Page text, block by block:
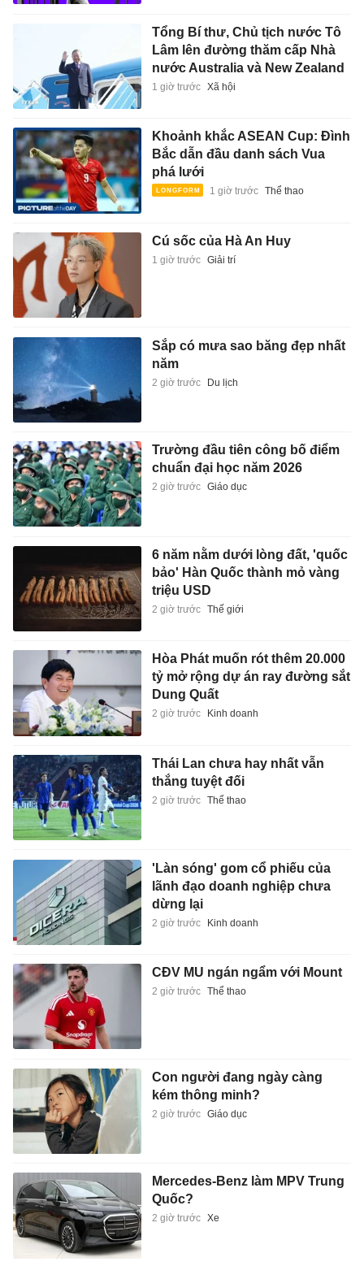
Tổng Bí thư, Chủ tịch nước Tô
Lâm lên đường thăm cấp Nhà
nước Australia và New Zealand
1 giờ trước Xã hội
Khoảnh khắc ASEAN Cup: Đình
Bắc dẫn đầu danh sách Vua
phá lưới
1 giờ trước Thể thao
Cú sốc của Hà An Huy
1 giờ trước Giải trí
Sắp có mưa sao băng đẹp nhất
năm
2 giờ trước Du lịch
Trường đầu tiên công bố điểm
chuẩn đại học năm 2026
2 giờ trước Giáo dục
6 năm nằm dưới lòng đất, 'quốc
bảo' Hàn Quốc thành mỏ vàng
triệu USD
2 giờ trước Thế giới
Hòa Phát muốn rót thêm 20.000
tỷ mở rộng dự án ray đường sắt
Dung Quất
2 giờ trước Kinh doanh
Thái Lan chưa hay nhất vẫn
thắng tuyệt đối
2 giờ trước Thể thao
'Làn sóng' gom cổ phiếu của
lãnh đạo doanh nghiệp chưa
dừng lại
2 giờ trước Kinh doanh
CĐV MU ngán ngẩm với Mount
2 giờ trước Thể thao
Con người đang ngày càng
kém thông minh?
2 giờ trước Giáo dục
Mercedes-Benz làm MPV Trung
Quốc?
2 giờ trước Xe